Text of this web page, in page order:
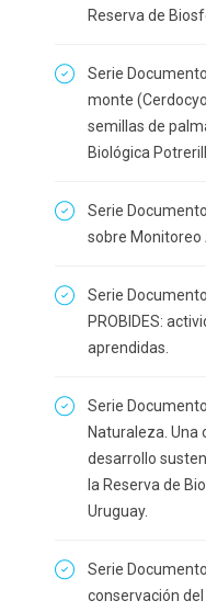
Reserva de
Serie
monte
semillas de
Biológica
Serie
sobre Monitoreo
Serie
PROBIDES:
aprendidas.
Serie
Naturaleza. Una
desarrollo
la Reserva de
Uruguay.
Serie
conservación